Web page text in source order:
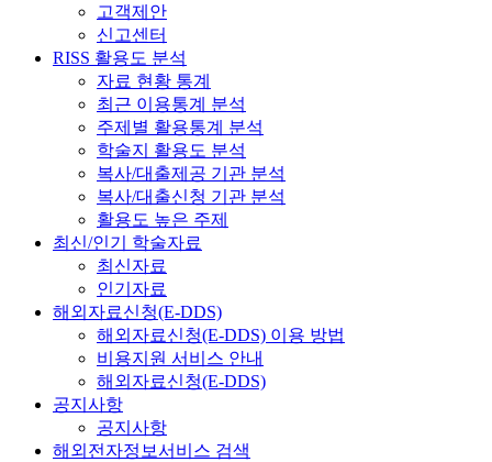
고객제안
신고센터
RISS 활용도 분석
자료 현황 통계
최근 이용통계 분석
주제별 활용통계 분석
학술지 활용도 분석
복사/대출제공 기관 분석
복사/대출신청 기관 분석
활용도 높은 주제
최신/인기 학술자료
최신자료
인기자료
해외자료신청(E-DDS)
해외자료신청(E-DDS) 이용 방법
비용지원 서비스 안내
해외자료신청(E-DDS)
공지사항
공지사항
해외전자정보서비스 검색